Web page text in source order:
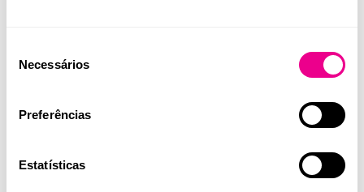
Necessários
Preferências
Estatísticas
Fralda unissexo de incontinência – produto best seller da